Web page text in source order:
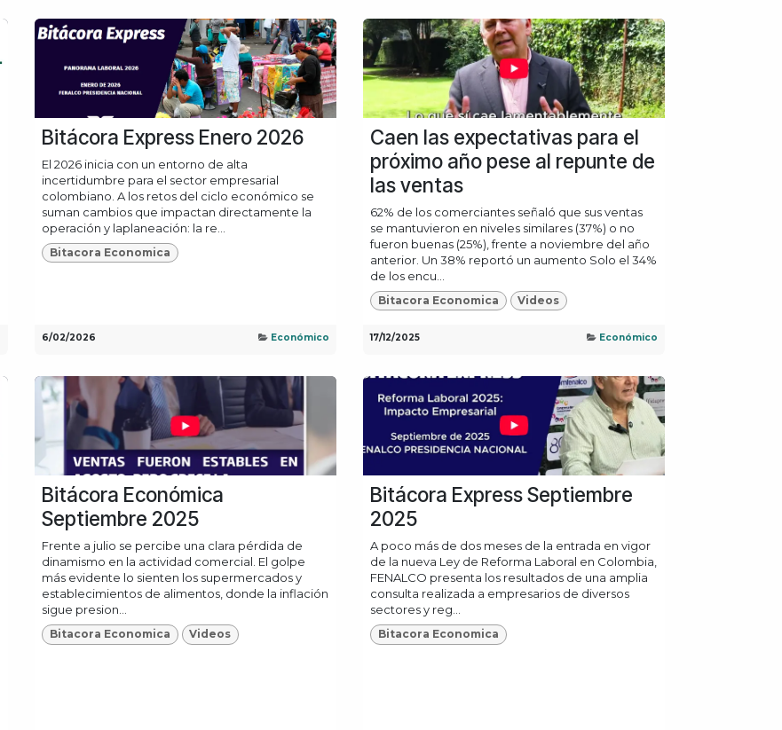
Bitácora Express Enero 2026
El 2026 inicia con un entorno de alta
incertidumbre para el sector empresarial
colombiano. A los retos del ciclo económico se
suman cambios que impactan directamente la
operación y laplaneación: la re...
Bitacora Economica
6/02/2026 Económico
Caen las expectativas para el
próximo año pese al repunte de
las ventas
62% de los comerciantes señaló que sus ventas
se mantuvieron en niveles similares (37%) o no
fueron buenas (25%), frente a noviembre del año
anterior. Un 38% reportó un aumento Solo el 34%
de los encu...
Bitacora Economica Videos
17/12/2025 Económico
Bitácora Económica
Septiembre 2025
Frente a julio se percibe una clara pérdida de
dinamismo en la actividad comercial. El golpe
más evidente lo sienten los supermercados y
establecimientos de alimentos, donde la inflación
sigue presion...
Bitacora Economica Videos
Bitácora Express Septiembre
2025
A poco más de dos meses de la entrada en vigor
de la nueva Ley de Reforma Laboral en Colombia,
FENALCO presenta los resultados de una amplia
consulta realizada a empresarios de diversos
sectores y reg...
Bitacora Economica